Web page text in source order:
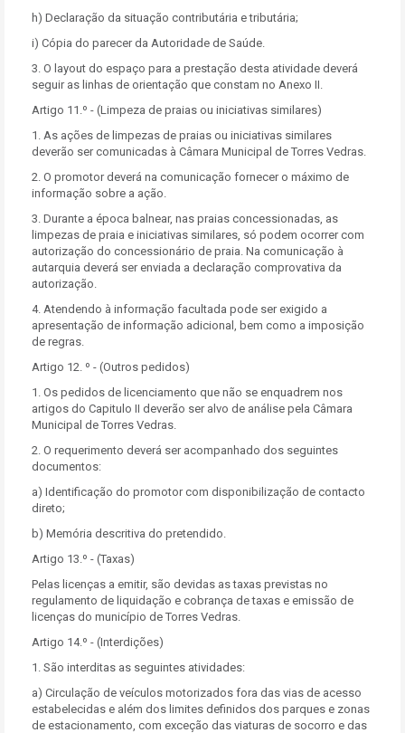
h) Declaração da situação contributária e tributária;
i) Cópia do parecer da Autoridade de Saúde.
3. O layout do espaço para a prestação desta atividade deverá
seguir as linhas de orientação que constam no Anexo II.
Artigo 11.º - (Limpeza de praias ou iniciativas similares)
1. As ações de limpezas de praias ou iniciativas similares
deverão ser comunicadas à Câmara Municipal de Torres Vedras.
2. O promotor deverá na comunicação fornecer o máximo de
informação sobre a ação.
3. Durante a época balnear, nas praias concessionadas, as
limpezas de praia e iniciativas similares, só podem ocorrer com
autorização do concessionário de praia. Na comunicação à
autarquia deverá ser enviada a declaração comprovativa da
autorização.
4. Atendendo à informação facultada pode ser exigido a
apresentação de informação adicional, bem como a imposição
de regras.
Artigo 12. º - (Outros pedidos)
1. Os pedidos de licenciamento que não se enquadrem nos
artigos do Capitulo II deverão ser alvo de análise pela Câmara
Municipal de Torres Vedras.
2. O requerimento deverá ser acompanhado dos seguintes
documentos:
a) Identificação do promotor com disponibilização de contacto
direto;
b) Memória descritiva do pretendido.
Artigo 13.º - (Taxas)
Pelas licenças a emitir, são devidas as taxas previstas no
regulamento de liquidação e cobrança de taxas e emissão de
licenças do município de Torres Vedras.
Artigo 14.º - (Interdições)
1. São interditas as seguintes atividades:
a) Circulação de veículos motorizados fora das vias de acesso
estabelecidas e além dos limites definidos dos parques e zonas
de estacionamento, com exceção das viaturas de socorro e das